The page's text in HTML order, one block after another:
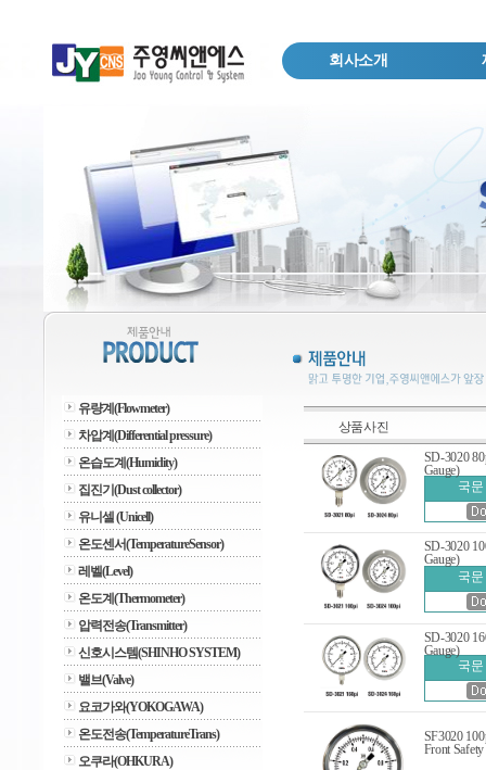
회사소개
유량계(Flowmeter)
차압계(Differential pressure)
온습도계(Humidity)
집진기(Dust collector)
유니셀 (Unicell)
온도센서(TemperatureSensor)
레벨(Level)
온도계(Thermometer)
압력전송(Transmitter)
신호시스템(SHINHO SYSTEM)
밸브(Valve)
요코가와(YOKOGAWA)
온도전송(TemperatureTrans)
오쿠라(OHKURA)
상품사진
SD-3020
Gauge)
국
SD-3020
Gauge)
국
SD-3020
Gauge)
국
SF3020
Front